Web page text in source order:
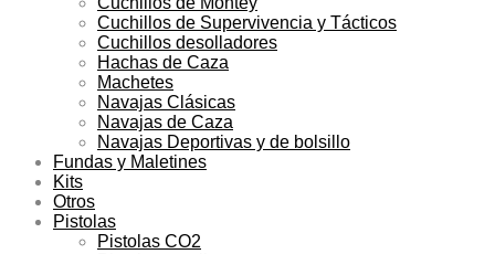
Cuchillos de Supervivencia y Tácticos
Cuchillos desolladores
Hachas de Caza
Machetes
Navajas Clásicas
Navajas de Caza
Navajas Deportivas y de bolsillo
Fundas y Maletines
Kits
Otros
Pistolas
Pistolas CO2